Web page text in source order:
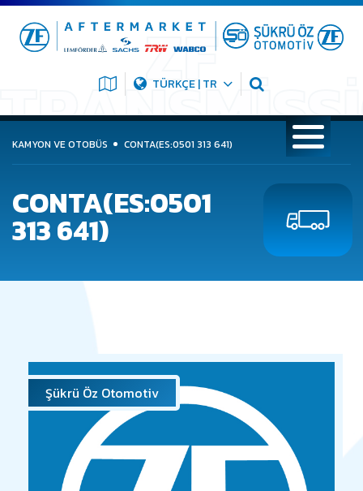
TÜRKÇE | TR
KAMYON VE OTOBÜS CONTA(ES:0501 313 641)
CONTA(ES:0501
313 641)
Şükrü Öz Otomotiv